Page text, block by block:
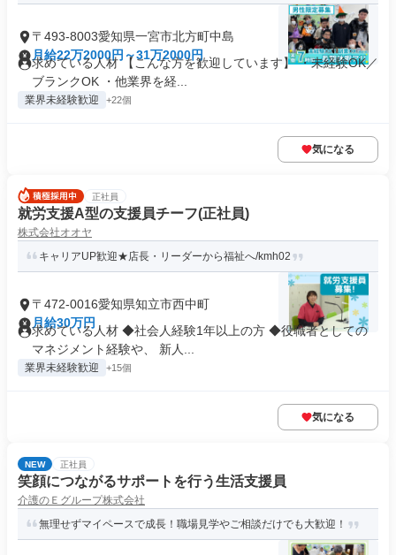
〒493-8003愛知県一宮市北方町中島
月給22万2000円～31万2000円
求めている人材 【こんな方を歓迎しています】 ・未経験OK／
ブランクOK ・他業界を経...
業界未経験歓迎 +22個
気になる
正社員
就労支援A型の支援員チーフ(正社員)
株式会社オオヤ
キャリアUP歓迎★店長・リーダーから福祉へ/kmh02
〒472-0016愛知県知立市西中町
月給30万円
求めている人材 ◆社会人経験1年以上の方 ◆役職者としての
マネジメント経験や、 新人...
業界未経験歓迎 +15個
気になる
NEW 正社員
笑顔につながるサポートを行う生活支援員
介護のＥグループ株式会社
無理せずマイペースで成長！職場見学やご相談だけでも大歓迎！